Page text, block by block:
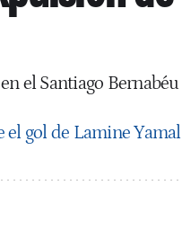
el Santiago Bernabéu
el gol de Lamine Yamal